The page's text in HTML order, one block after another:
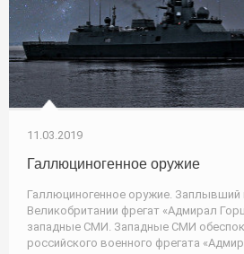
11.03.2019
Галлюциногенное оружие
Галлюциногенное оружие. Заплывший
Великобритании фрегат «Адмирал
западные СМИ. Западные СМИ
российского военного фрегата